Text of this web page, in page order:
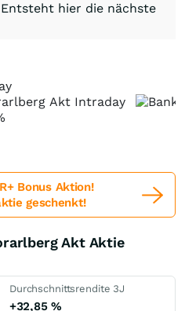
hier die nächste
Bonus Aktion!
geschenkt!
Akt Aktie
Durchschnittsrendite 3J
+32,85 %